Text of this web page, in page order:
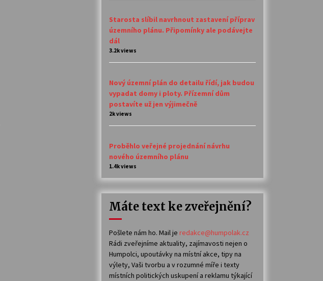
Starosta slíbil navrhnout zastavení příprav
územního plánu. Připomínky ale podávejte
dál
3.2k views
Nový územní plán do detailu řídí, jak budou
vypadat domy i ploty. Přízemní dům
postavíte už jen výjimečně
2k views
Proběhlo veřejné projednání návrhu
nového územního plánu
1.4k views
Máte text ke zveřejnění?
Pošlete nám ho. Mail je redakce@humpolak.cz
Rádi zveřejníme aktuality, zajímavosti nejen o
Humpolci, upoutávky na místní akce, tipy na
výlety, Vaši tvorbu a v rozumné míře i texty
místních politických uskupení a reklamu týkající